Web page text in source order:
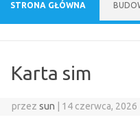
STRONA GŁÓWNA
Karta sim
przezsun 14 czerwca, 2026